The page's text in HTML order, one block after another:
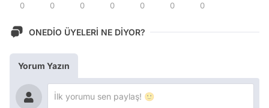
0 0 0 0 0 0 0
ONEDİO ÜYELERİ NE DİYOR?
Yorum Yazın